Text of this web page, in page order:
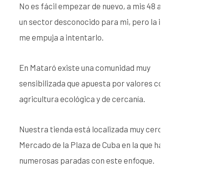
No es fácil empezar de nuevo, a mis 48 años, en
un sector desconocido para mi, pero la ilusión
me empuja a intentarlo.
En Mataró existe una comunidad muy
sensibilizada que apuesta por valores como la
agricultura ecológica y de cercanía.
Nuestra tienda está localizada muy cerca del
Mercado de la Plaza de Cuba en la que hay
numerosas paradas con este enfoque.